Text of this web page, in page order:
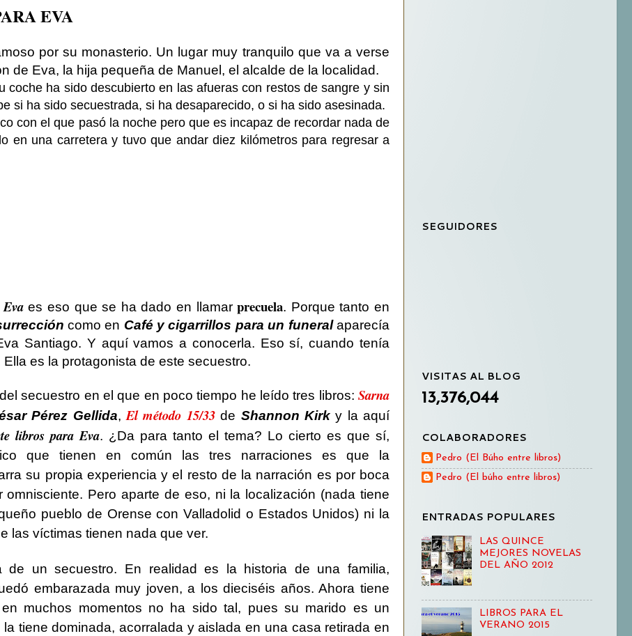
EVA
por su monasterio. Un lugar muy tranquilo que va a verse
de Eva, la hija pequeña de Manuel, el alcalde de la localidad.
coche ha sido descubierto en las afueras con restos de sangre y sin
si ha sido secuestrada, si ha desaparecido, o si ha sido asesinada.
con el que pasó la noche pero que es incapaz de recordar nada de
en una carretera y tuvo que andar diez kilómetros para regresar a
es eso que se ha dado en llamarprecuela. Porque tanto en
como en Café y cigarrillos para un funeralaparecía
Santiago. Y aquí vamos a conocerla. Eso sí, cuando tenía
es la protagonista de este secuestro.
secuestro en el que en poco tiempo he leído tres libros: Sarna
Pérez Gellida,El método 15/33de Shannon Kirky la aquí
libros para Eva. ¿Da para tanto el tema? Lo cierto es que sí,
que tienen en común las tres narraciones es que la
su propia experiencia y el resto de la narración es por boca
omnisciente. Pero aparte de eso, ni la localización (nada tiene
pueblo de Orense con Valladolid o Estados Unidos) ni la
las víctimas tienen nada que ver.
un secuestro. En realidad es la historia de una familia,
embarazada muy joven, a los dieciséis años. Ahora tiene
muchos momentos no ha sido tal, pues su marido es un
tiene dominada, acorralada y aislada en una casa retirada en
SEGUIDORES
VISITAS AL BLOG
13,376,044
COLABORADORES
Pedro (El Búho entre libros)
Pedro (El búho entre libros)
ENTRADAS POPULARES
LAS QUINCE
MEJORES NOVELAS
DEL AÑO 2012
LIBROS PARA EL
VERANO 2015